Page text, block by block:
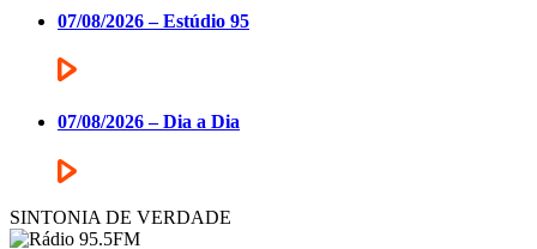
07/08/2026 – Estúdio 95
07/08/2026 – Dia a Dia
SINTONIA DE VERDADE